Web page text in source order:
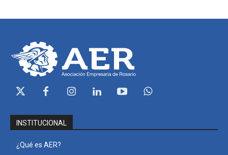
INSTITUCIONAL
¿Qué es AER?